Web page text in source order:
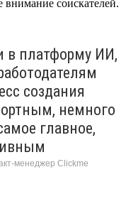
соискателей.
в платформу ИИ,
создания
немного
главное,
менеджер Clickme